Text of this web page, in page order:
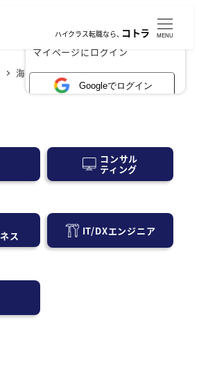
×
マイページにログイン
Googleでログイン
ハイクラス転職なら、コトラ MENU
海外営業
コンサル
ティング
ス IT/DXエンジニア